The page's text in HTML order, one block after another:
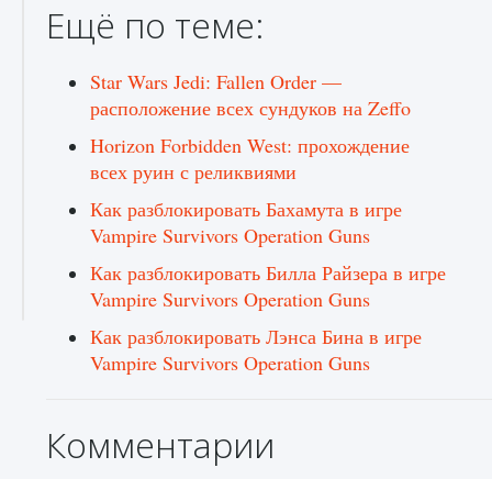
Ещё по теме:
Star Wars Jedi: Fallen Order —
расположение всех сундуков на Zeffo
Horizon Forbidden West: прохождение
всех руин с реликвиями
Как разблокировать Бахамута в игре
Vampire Survivors Operation Guns
Как разблокировать Билла Райзера в игре
Vampire Survivors Operation Guns
Как разблокировать Лэнса Бина в игре
Vampire Survivors Operation Guns
Комментарии